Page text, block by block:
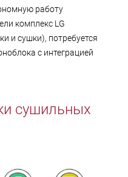
работу
комплекс LG
и сушки), потребуется
с интеграцией
сушильных